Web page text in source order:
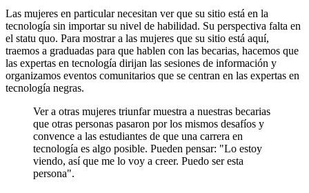
Las mujeres en particular necesitan ver que su sitio está en la
tecnología sin importar su nivel de habilidad. Su perspectiva falta en
el statu quo. Para mostrar a las mujeres que su sitio está aquí,
traemos a graduadas para que hablen con las becarias, hacemos que
las expertas en tecnología dirijan las sesiones de información y
organizamos eventos comunitarios que se centran en las expertas en
tecnología negras.
Ver a otras mujeres triunfar muestra a nuestras becarias
que otras personas pasaron por los mismos desafíos y
convence a las estudiantes de que una carrera en
tecnología es algo posible. Pueden pensar: "Lo estoy
viendo, así que me lo voy a creer. Puedo ser esta
persona".